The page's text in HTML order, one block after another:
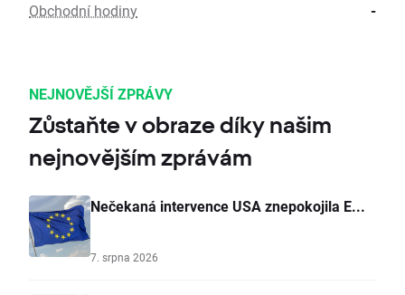
Obchodní hodiny -
NEJNOVĚJŠÍ ZPRÁVY
Zůstaňte v obraze díky našim
nejnovějším zprávám
Nečekaná intervence USA znepokojila E...
7. srpna 2026